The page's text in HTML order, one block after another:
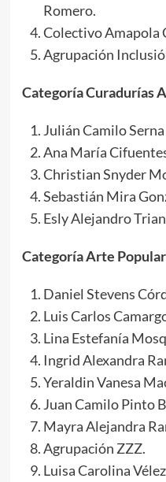
Romero.
Colectivo Amapola
Agrupación
Categoría Curadurías
Julián Camilo
Ana María
Christian Snyder
Sebastián Mira
Esly Alejandro
Categoría Arte
Daniel Stevens
Luis Carlos
Lina Estefanía
Ingrid Alexandra
Yeraldin Vanesa
Juan Camilo Pinto
Mayra Alejandra
Agrupación ZZZ.
Luisa Carolina